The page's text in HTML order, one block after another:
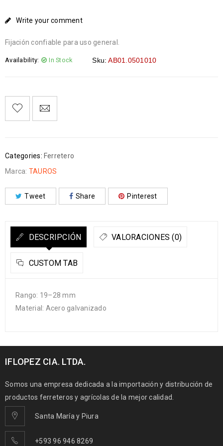
Write your comment
Fijación confiable para uso general.
Availability: In Stock Sku: AB01.0501010
Categories: Ferretero
Marca: TAUROS
Tweet Share Pinterest
DESCRIPCIÓN VALORACIONES (0)
CUSTOM TAB
Rango: 19–28 mm
Material: Acero galvanizado
IFLOPEZ CIA. LTDA.
Somos una empresa dedicada a la importación y distribución de
productos ferreteros y agrícolas de la mejor calidad.
Santa María y Piura
+593 96 946 8269